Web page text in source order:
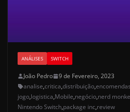
ANÁLISES SWITCH
João Pedro
9 de Fevereiro, 2023
analise,critica,distribuição,encomendas
jogo,logistica,Mobile,negócio,nerd
Nintendo Switch,package inc,review